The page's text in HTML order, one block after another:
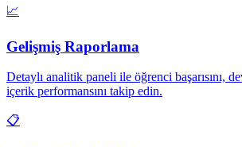
📈
Gelişmiş Raporlama
Detaylı analitik paneli ile öğrenci başarısını,
içerik performansını takip edin.
📋